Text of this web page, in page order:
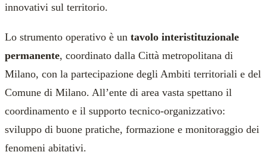
innovativi sul territorio.
Lo strumento operativo è un tavolo interistituzionale
permanente, coordinato dalla Città metropolitana di
Milano, con la partecipazione degli Ambiti territoriali e del
Comune di Milano. All’ente di area vasta spettano il
coordinamento e il supporto tecnico-organizzativo:
sviluppo di buone pratiche, formazione e monitoraggio dei
fenomeni abitativi.